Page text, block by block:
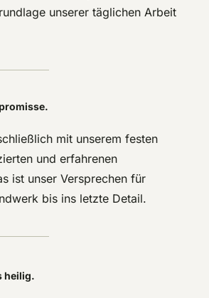
heilig.
mit unserem festen
und erfahrenen
ist unser Versprechen für
bis ins letzte Detail.
unserer täglichen Arbeit